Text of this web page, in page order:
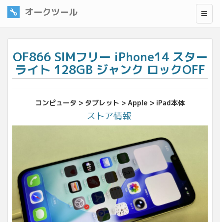
オークツール
OF866 SIMフリー iPhone14 スター
ライト 128GB ジャンク ロックOFF
コンピュータ > タブレット > Apple > iPad本体
ストア情報